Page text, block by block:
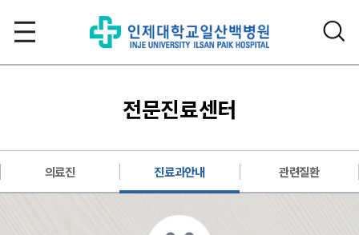
전문진료센터
의료진 진료과안내 관련질환